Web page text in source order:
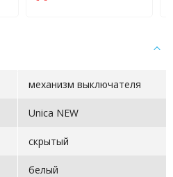
механизм выключателя
Unica NEW
скрытый
белый